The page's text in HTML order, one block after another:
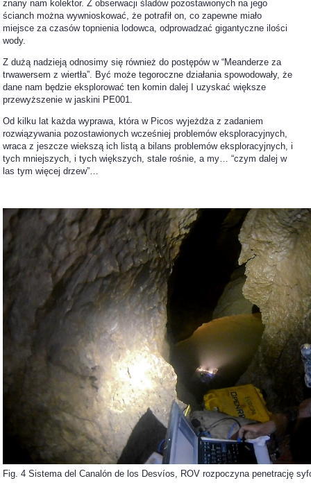
znany nam kolektor. Z obserwacji śladów pozostawionych na jego
ścianch można wywnioskować, że potrafił on, co zapewne miało
miejsce za czasów topnienia lodowca, odprowadzać gigantyczne ilości
wody.
Z dużą nadzieją odnosimy się również do postępów w “Meanderze za
trwawersem z wiertła”. Być może tegoroczne działania spowodowały, że
dane nam będzie eksplorować ten komin dalej I uzyskać większe
przewyższenie w jaskini PE001.
Od kilku lat każda wyprawa, która w Picos wyjeżdża z zadaniem
rozwiązywania pozostawionych wcześniej problemów eksploracyjnych,
wraca z jeszcze wiekszą ich listą a bilans problemów eksploracyjnych, i
tych mniejszych, i tych większych, stale rośnie, a my… “czym dalej w
las tym więcej drzew”…
Fig. 4 Sistema del Canalón de los Desvíos, ROV rozpoczyna penetrację